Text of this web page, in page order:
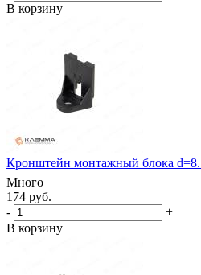
В корзину
Кронштейн монтажный блока
Много
174 руб.
-
+
В корзину